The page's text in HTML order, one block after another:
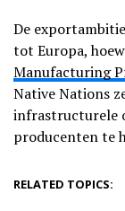
De
tot Europa,
Manufacturing
Native Nations
infrastructurele
producenten te
RELATED TOPICS: